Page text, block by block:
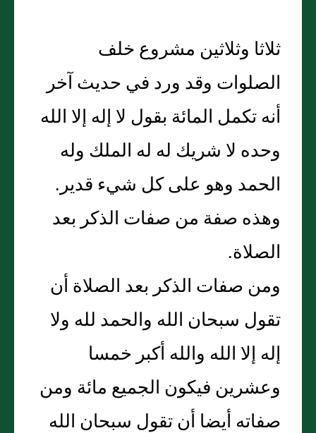
ثلاثا وثلاثين مشروع خلف
الصلوات وقد ورد في حديث آخر
أنه تكمل المائة بقول لا إله إلا الله
وحده لا شريك له له الملك وله
الحمد وهو على كل شيء قدير.
وهذه صفة من صفات الذكر بعد
الصلاة.
ومن صفات الذكر بعد الصلاة أن
تقول سبحان الله والحمد لله ولا
إله إلا الله والله أكبر خمسا
وعشرين فيكون الجميع مائة ومن
صفاته أيضا أن تقول سبحان الله